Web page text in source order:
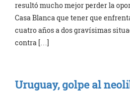
resultó mucho mejor perder la
Casa Blanca que tener que
cuatro años a dos gravísimas
contra […]
Uruguay, golpe al